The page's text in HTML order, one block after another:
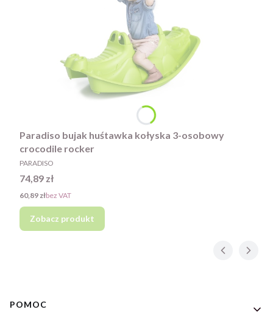
Paradiso bujak huśtawka kołyska 3-osobowy
crocodile rocker
PRODUCENT
PARADISO
Cena
74,89 zł
Cena
60,89 złbez VAT
Zobacz produkt
Linki w stopce
POMOC